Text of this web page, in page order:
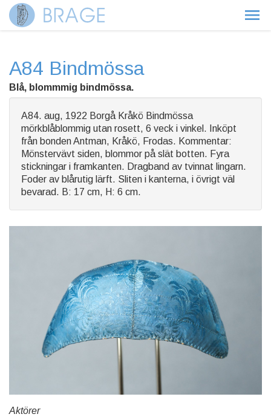
A84 Bindmössa
Blå, blommmig bindmössa.
A84. aug, 1922 Borgå Kråkö Bindmössa
mörkblåblommig utan rosett, 6 veck i vinkel. Inköpt
från bonden Antman, Kråkö, Frodas. Kommentar:
Mönstervävt siden, blommor på slät botten. Fyra
stickningar i framkanten. Dragband av tvinnat lingarn.
Foder av blårutig lärft. Sliten i kanterna, i övrigt väl
bevarad. B: 17 cm, H: 6 cm.
Aktörer